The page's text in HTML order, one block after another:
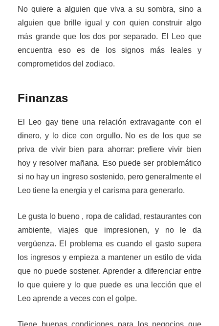
No quiere a alguien que viva a su sombra, sino a
alguien que brille igual y con quien construir algo
más grande que los dos por separado. El Leo que
encuentra eso es de los signos más leales y
comprometidos del zodiaco.
Finanzas
El Leo gay tiene una relación extravagante con el
dinero, y lo dice con orgullo. No es de los que se
priva de vivir bien para ahorrar: prefiere vivir bien
hoy y resolver mañana. Eso puede ser problemático
si no hay un ingreso sostenido, pero generalmente el
Leo tiene la energía y el carisma para generarlo.
Le gusta lo bueno , ropa de calidad, restaurantes con
ambiente, viajes que impresionen, y no le da
vergüenza. El problema es cuando el gasto supera
los ingresos y empieza a mantener un estilo de vida
que no puede sostener. Aprender a diferenciar entre
lo que quiere y lo que puede es una lección que el
Leo aprende a veces con el golpe.